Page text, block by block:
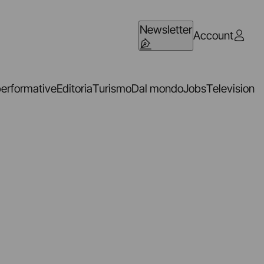
NewsletterAccount
EditoriaTurismoDal mondoJobsTelevision